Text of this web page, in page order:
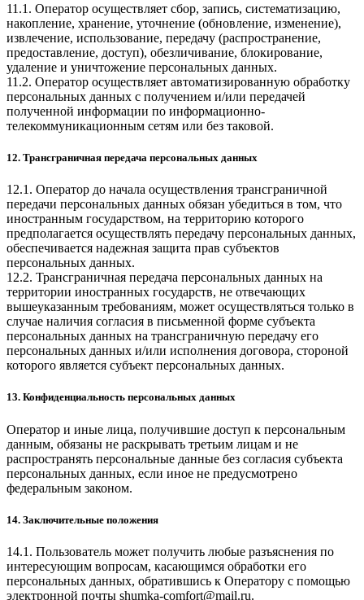
11.1. Оператор осуществляет сбор, запись, систематизацию,
накопление, хранение, уточнение (обновление, изменение),
извлечение, использование, передачу (распространение,
предоставление, доступ), обезличивание, блокирование,
удаление и уничтожение персональных данных.
11.2. Оператор осуществляет автоматизированную обработку
персональных данных с получением и/или передачей
полученной информации по информационно-
телекоммуникационным сетям или без таковой.
12. Трансграничная передача персональных данных
12.1. Оператор до начала осуществления трансграничной
передачи персональных данных обязан убедиться в том, что
иностранным государством, на территорию которого
предполагается осуществлять передачу персональных данных,
обеспечивается надежная защита прав субъектов
персональных данных.
12.2. Трансграничная передача персональных данных на
территории иностранных государств, не отвечающих
вышеуказанным требованиям, может осуществляться только в
случае наличия согласия в письменной форме субъекта
персональных данных на трансграничную передачу его
персональных данных и/или исполнения договора, стороной
которого является субъект персональных данных.
13. Конфиденциальность персональных данных
Оператор и иные лица, получившие доступ к персональным
данным, обязаны не раскрывать третьим лицам и не
распространять персональные данные без согласия субъекта
персональных данных, если иное не предусмотрено
федеральным законом.
14. Заключительные положения
14.1. Пользователь может получить любые разъяснения по
интересующим вопросам, касающимся обработки его
персональных данных, обратившись к Оператору с помощью
электронной почты shumka-comfort@mail.ru.